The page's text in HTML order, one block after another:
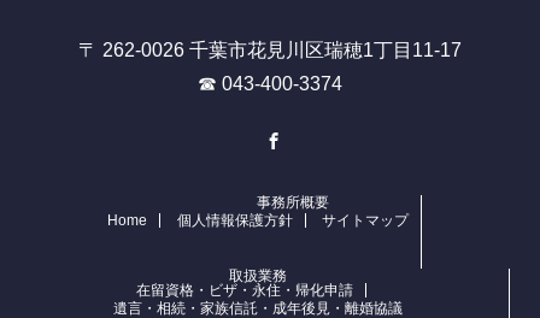
〒 262-0026 千葉市花見川区瑞穂1丁目11-17
☎ 043-400-3374
Home
事務所概要
個人情報保護方針
サイトマップ
取扱業務
在留資格・ビザ・永住・帰化申請
遺言・相続・家族信託・成年後見・離婚協議